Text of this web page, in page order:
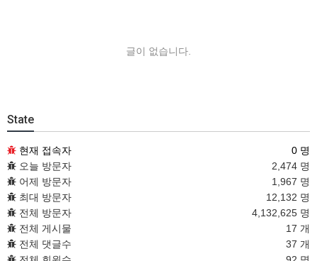
글이 없습니다.
State
현재 접속자
0 명
오늘 방문자
2,474 명
어제 방문자
1,967 명
최대 방문자
12,132 명
전체 방문자
4,132,625 명
전체 게시물
17 개
전체 댓글수
37 개